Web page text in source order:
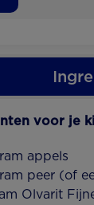
voor je
appels
peer (of
Olvarit